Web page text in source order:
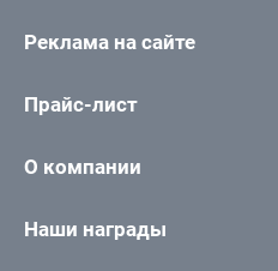
Реклама на сайте
Прайс-лист
О компании
Наши награды